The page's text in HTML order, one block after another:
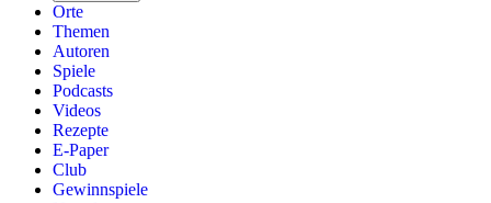
Orte
Themen
Autoren
Spiele
Podcasts
Videos
Rezepte
E-Paper
Club
Gewinnspiele